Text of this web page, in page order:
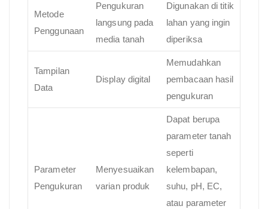
Metode
Penggunaan
Pengukuran
langsung pada
media tanah
Digunakan di titik
lahan yang ingin
diperiksa
Tampilan
Data
Display digital
Memudahkan
pembacaan hasil
pengukuran
Parameter
Pengukuran
Menyesuaikan
varian produk
Dapat berupa
parameter tanah
seperti
kelembapan,
suhu, pH, EC,
atau parameter